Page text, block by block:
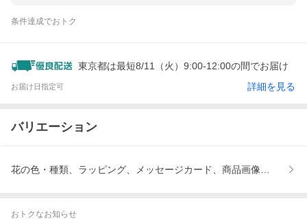
条件達成でおトク
東京都は最短8/11（火）9:00-12:00の間でお届け
お届け日指定可 詳細を見る
バリエーション
花の色・種類、ラッピング、メッセージカード、商品画像送信サー
おトクなお知らせ